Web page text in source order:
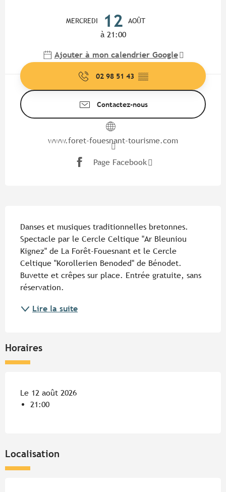
MERCREDI 12 AOÛT
à 21:00
Ajouter à mon calendrier Google
02 98 51 43 ▒▒
Contactez-nous
www.foret-fouesnant-tourisme.com
Page Facebook
Danses et musiques traditionnelles bretonnes.
Spectacle par le Cercle Celtique "Ar Bleuniou
Kignez" de La Forêt-Fouesnant et le Cercle
Celtique "Korollerien Benoded" de Bénodet.
Buvette et crêpes sur place. Entrée gratuite, sans
réservation.
Lire la suite
Horaires
Le 12 août 2026
21:00
Localisation